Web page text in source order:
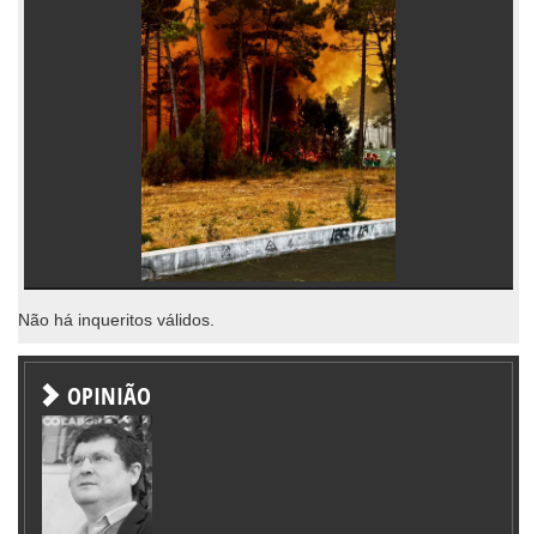
Não há inqueritos válidos.
OPINIÃO